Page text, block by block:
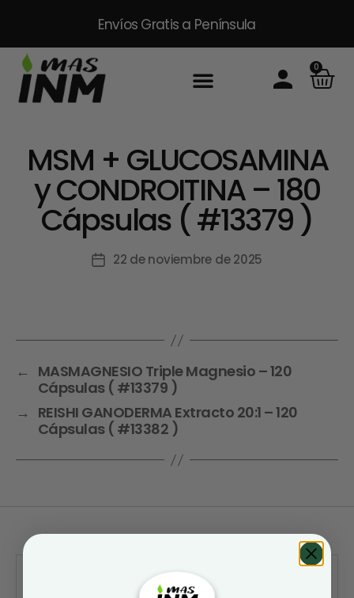
Envíos Gratis a Península
0
MSM + GLUCOSAMINA
y CONDROITINA – 180
Cápsulas ( #13379 )
22 de noviembre de 2025
← MASMAGNESIO Triple Magnesio – 120
Cápsulas ( #13379 )
→ REISHI GANODERMA Extracto 20:1 – 120
Cápsulas ( #13382 )